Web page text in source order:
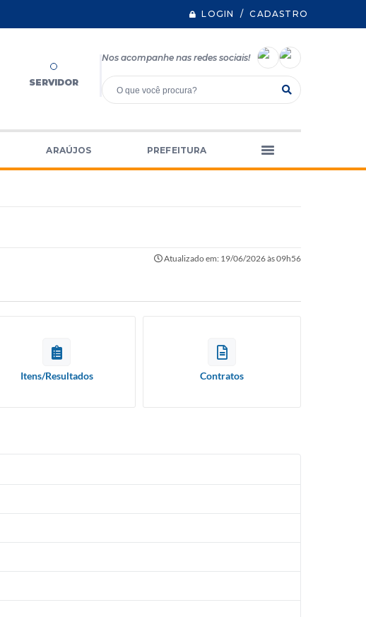
LOGIN / CADASTRO
SERVIDOR
Nos acompanhe nas redes sociais!
ARAÚJOS PREFEITURA
Atualizado em: 19/06/2026 às 09h56
Itens/Resultados Contratos